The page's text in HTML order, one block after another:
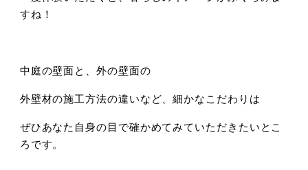
すね！
中庭の壁面と、外の壁面の
外壁材の施工方法の違いなど、細かなこだわりは
ぜひあなた自身の目で確かめてみていただきたいとこ
ろです。